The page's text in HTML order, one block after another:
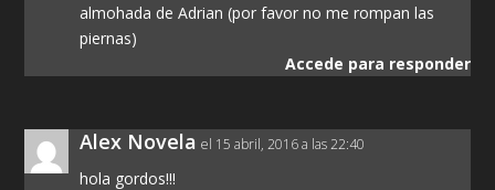
almohada de Adrian (por favor no me rompan las
piernas)
Accede para responder
Alex Novela el 15 abril, 2016 a las 22:40
hola gordos!!!